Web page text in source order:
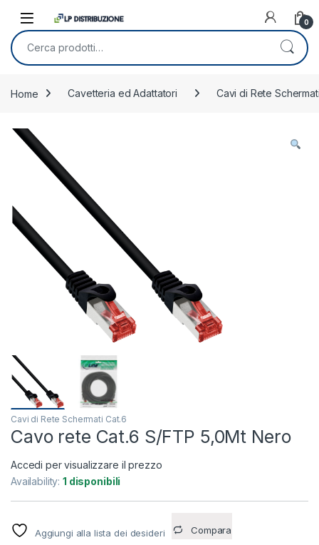
0
Cerca:
Home Cavetteria ed Adattatori Cavi di Rete
Cavi di Rete Schermati Cat.6
Cavo rete Cat.6 S/FTP 5,0Mt Nero
Accedi per visualizzare il prezzo
Availability:1 disponibili
Aggiungi alla lista dei desideri Compara